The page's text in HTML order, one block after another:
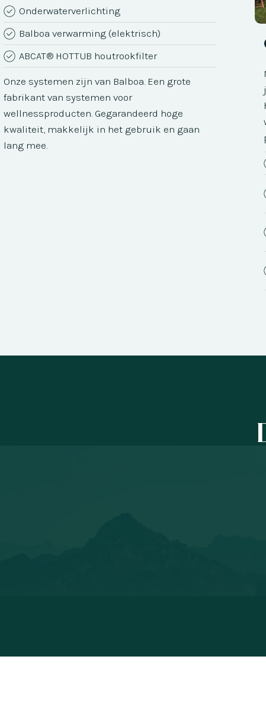
Onderwaterverlichting
Balboa verwarming (elektrisch)
ABCAT® HOTTUB houtrookfilter
Onze systemen zijn van Balboa. Een grote
fabrikant van systemen voor
wellnessproducten. Gegarandeerd hoge
kwaliteit, makkelijk in het gebruik en gaan
lang mee.